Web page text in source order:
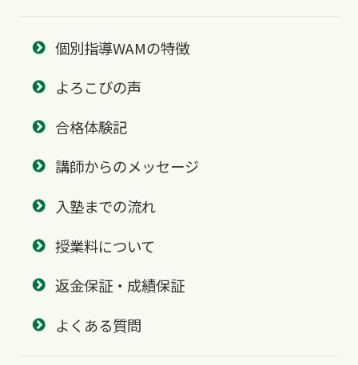
個別指導WAMの特徴
よろこびの声
合格体験記
講師からのメッセージ
入塾までの流れ
授業料について
返金保証・成績保証
よくある質問